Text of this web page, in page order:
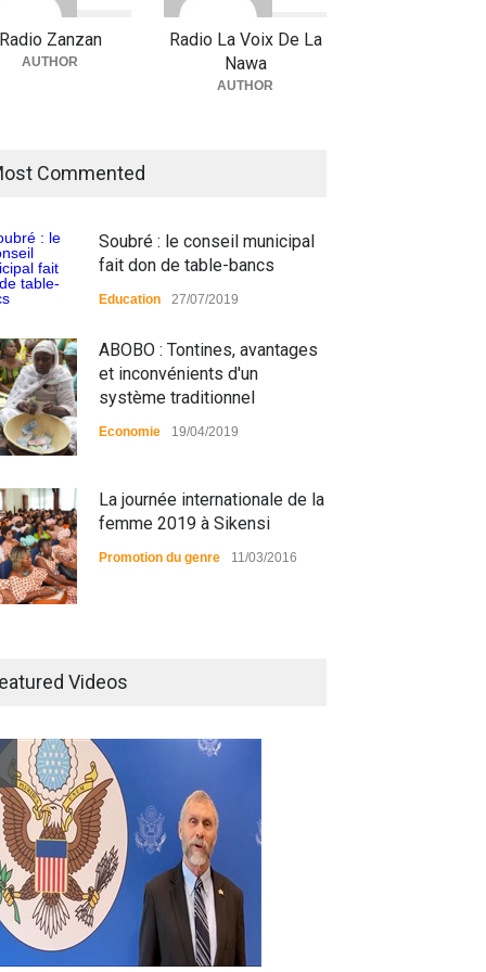
Zanzan
AUTHOR
Radio La Voix De La
Nawa
AUTHOR
Commented
Soubré : le conseil municipal
fait don de table-bancs
Education 27/07/2019
ABOBO : Tontines, avantages
et inconvénients d'un
système traditionnel
Economie 19/04/2019
La journée internationale de la
femme 2019 à Sikensi
Promotion du genre 11/03/2016
Radio partenaire
prise en charge des
personnes vivantes avec le
VIH
Santé 25/03/2019
Videos